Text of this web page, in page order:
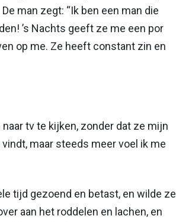
man zegt: “Ik ben een man die
’s Nachts geeft ze me een por
op me. Ze heeft constant zin en
tv te kijken, zonder dat ze mijn
maar steeds meer voel ik me
tijd gezoend en betast, en wilde ze
aan het roddelen en lachen, en